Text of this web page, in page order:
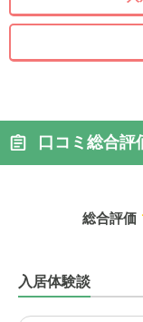
口コミ総合評
総合評価
入居体験談